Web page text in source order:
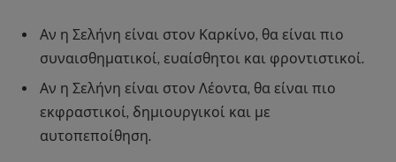
Αν η Σελήνη είναι στον Καρκίνο, θα είναι πιο
συναισθηματικοί, ευαίσθητοι και φροντιστικοί.
Αν η Σελήνη είναι στον Λέοντα, θα είναι πιο
εκφραστικοί, δημιουργικοί και με
αυτοπεποίθηση.